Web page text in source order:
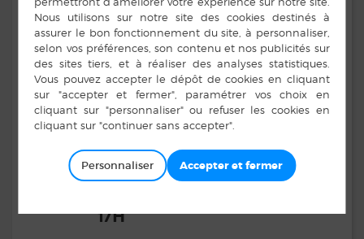
PERMANENCES À
LA GUERCHE-DE-
BRETAGNE
SANS RENDEZ-
VOUS DE 9H À 12H
SUR RENDEZ-
17H
Personnaliser